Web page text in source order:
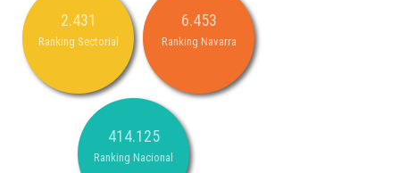
2.431
Ranking Sectorial
6.453
Ranking Navarra
414.125
Ranking Nacional